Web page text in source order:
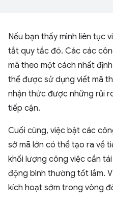
Nếu bạn thấy mình liên tục
tắt quy tắc đó. Các các
mã theo một cách nhất
thể được sử dụng viết mã
nhận thức được những rủi
tiếp cận.
Cuối cùng, việc bật các
sở mã lớn có thể tạo ra về
khối lượng công việc cần
động bình thường tốt lắm.
kích hoạt sớm trong vòng